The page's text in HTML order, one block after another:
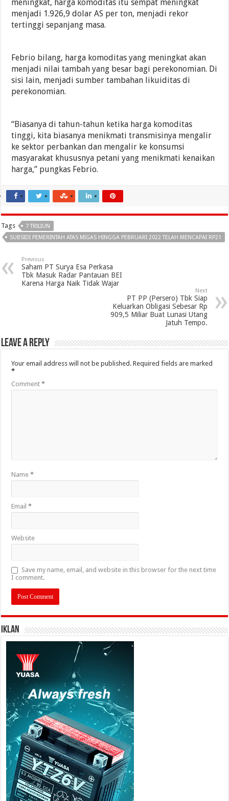
meningkat, harga komoditas itu sempat meningkat
menjadi 1.926,9 dolar AS per ton, menjadi rekor
tertinggi sepanjang masa.
Febrio bilang, harga komoditas yang meningkat akan
menjadi nilai tambah yang besar bagi perekonomian. Di
sisi lain, menjadi sumber tambahan likuiditas di
perekonomian.
“Biasanya di tahun-tahun ketika harga komoditas
tinggi, kita biasanya menikmati transmisinya mengalir
ke sektor perbankan dan mengalir ke konsumsi
masyarakat khususnya petani yang menikmati kenaikan
harga,” pungkas Febrio.
Tags
7 TRILIUN
SUBSIDI PEMERINTAH ATAS MIGAS HINGGA PEBRUARI 2022 TELAH MENCAPAI RP21
Previous
Saham PT Surya Esa Perkasa
Tbk Masuk Radar Pantauan BEI
Karena Harga Naik Tidak Wajar
Next
PT PP (Persero) Tbk Siap
Keluarkan Obligasi Sebesar Rp
909,5 Miliar Buat Lunasi Utang
Jatuh Tempo.
Leave a Reply
Your email address will not be published. Required fields are marked
*
Comment*
Name*
Email*
Website
Save my name, email, and website in this browser for the next time
I comment.
IKLAN